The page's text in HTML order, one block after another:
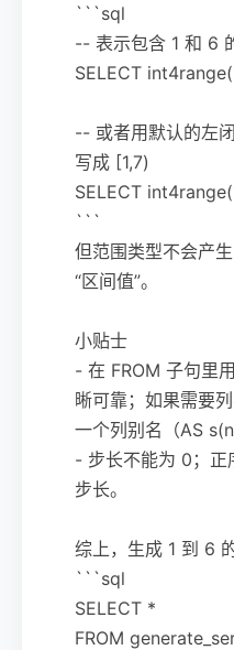
```sql
-- 表示包含 1 和 6
SELECT
-- 或者用默认的左
写成 [1,7)
SELECT
```
但范围类型不会产
“区间值”。
小贴士
- 在 FROM 子句里
晰可靠；如果需要
一个列别名（AS
- 步长不能为 0；正
步长。
综上，生成 1 到 6
```sql
SELECT *
FROM